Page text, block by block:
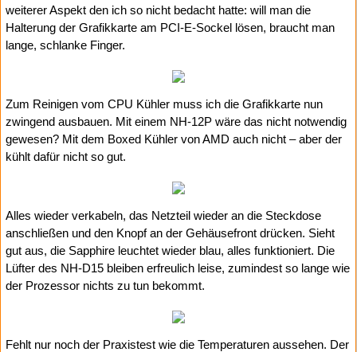
weiterer Aspekt den ich so nicht bedacht hatte: will man die
Halterung der Grafikkarte am PCI-E-Sockel lösen, braucht man
lange, schlanke Finger.
Zum Reinigen vom CPU Kühler muss ich die Grafikkarte nun
zwingend ausbauen. Mit einem NH-12P wäre das nicht notwendig
gewesen? Mit dem Boxed Kühler von AMD auch nicht – aber der
kühlt dafür nicht so gut.
Alles wieder verkabeln, das Netzteil wieder an die Steckdose
anschließen und den Knopf an der Gehäusefront drücken. Sieht
gut aus, die Sapphire leuchtet wieder blau, alles funktioniert. Die
Lüfter des NH-D15 bleiben erfreulich leise, zumindest so lange wie
der Prozessor nichts zu tun bekommt.
Fehlt nur noch der Praxistest wie die Temperaturen aussehen. Der